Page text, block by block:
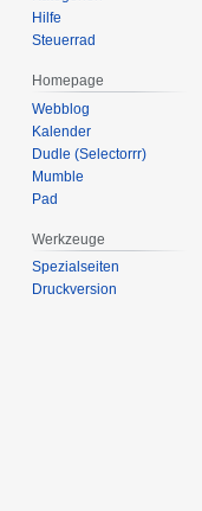
Hilfe
Steuerrad
Homepage
Webblog
Kalender
Dudle (Selectorrr)
Mumble
Pad
Werkzeuge
Spezialseiten
Druckversion